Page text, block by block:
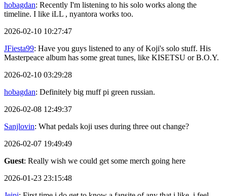
hobagdan: Recently I'm listening to his solo works along the
timeline. I like iLL , nyantora works too.
2026-02-10 10:27:47
JFiesta99: Have you guys listened to any of Koji's solo stuff. His
Masterpeace album has some great tunes, like KISETSU or B.O.Y.
2026-02-10 03:29:28
hobagdan: Definitely big muff pi green russian.
2026-02-08 12:49:37
Sanjlovin: What pedals koji uses during three out change?
2026-02-07 19:49:49
Guest: Really wish we could get some merch going here
2026-01-23 23:15:48